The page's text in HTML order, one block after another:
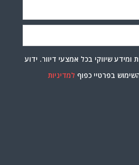
שיווקי בכל אמצעי דיוור. ידוע
בפרטיי כפוף למדיניות